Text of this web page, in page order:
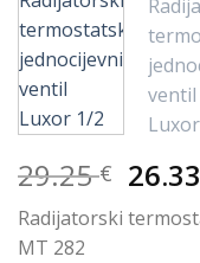
29.25€
cijena
bila
26.33
Radijatorski
MT 282